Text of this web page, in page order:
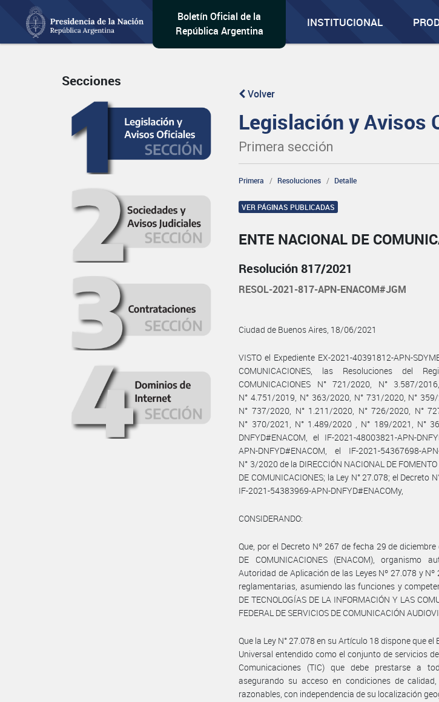
Boletín Oficial de la
República Argentina
INSTITUCIONAL
Secciones
Volver
Legislación y Avisos
Primera sección
Primera Resoluciones Detalle
VER PÁGINAS PUBLICADAS
ENTE NACIONAL DE
Resolución 817/2021
RESOL-2021-817-APN-ENACOM#JGM
Ciudad de Buenos Aires, 18/06/2021
VISTO el Expediente EX-2021-40391812-APN-
COMUNICACIONES, las Resoluciones del
COMUNICACIONES N° 721/2020, N° 3.587/
N° 4.751/2019, N° 363/2020, N° 731/2020, N°
N° 737/2020, N° 1.211/2020, N° 726/2020, N°
N° 370/2021, N° 1.489/2020 , N° 189/2021, N°
DNFYD#ENACOM, el IF-2021-48003821-APN-
APN-DNFYD#ENACOM, el IF-2021-54367698-
N° 3/2020 de la DIRECCIÓN NACIONAL DE
DE COMUNICACIONES; la Ley N° 27.078; el Decreto
IF-2021-54383969-APN-DNFYD#ENACOMy,
CONSIDERANDO:
Que, por el Decreto Nº 267 de fecha 29 de
DE COMUNICACIONES (ENACOM), organismo
Autoridad de Aplicación de las Leyes Nº 27.078 y
reglamentarias, asumiendo las funciones y
DE TECNOLOGÍAS DE LA INFORMACIÓN Y LAS
FEDERAL DE SERVICIOS DE COMUNICACIÓN
Que la Ley N° 27.078 en su Artículo 18 dispone que
Universal entendido como el conjunto de servicios
Comunicaciones (TIC) que debe prestarse a
asegurando su acceso en condiciones de
razonables, con independencia de su localización